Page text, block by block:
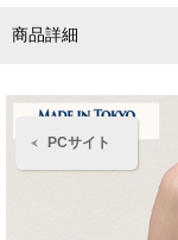
PCサイト
商品詳細